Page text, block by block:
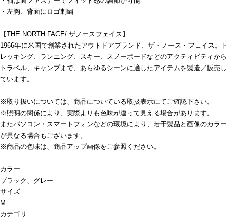
・左胸、背面にロゴ刺繍
【THE NORTH FACE/ ザノースフェイス】
1966年に米国で創業されたアウトドアブランド、ザ・ノース・フェイス。ト
レッキング、ランニング、スキー、スノーボードなどのアクティビティから
トラベル、キャンプまで、あらゆるシーンに適したアイテムを製造／販売し
ています。
※取り扱いについては、商品についている取扱表示にてご確認下さい。
※照明の関係により、実際よりも色味が違って見える場合があります。
またパソコン・スマートフォンなどの環境により、若干製品と画像のカラー
が異なる場合もございます。
※商品の色味は、商品アップ画像をご参照ください。
カラー
ブラック、グレー
サイズ
M
カテゴリ